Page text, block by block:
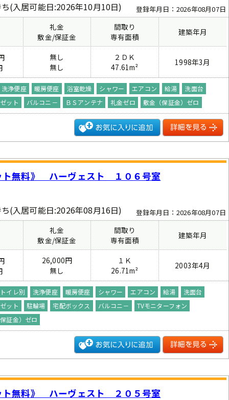
(入居可能日:2026年10月10日)
登録年月日：2026年08月07日
礼金
敷金/保証金
間取り
専有面積
建築年月
無し
無し
２ＤＫ
47.61m²
1998年3月
洗浄便座 暖房便座 浴室乾燥 シャワー エアコン 給湯
洗面台
ット
バルコニ－ ＢＳアンテナ 礼金ゼロ 敷金（保証金）ゼロ
ト無料》 ハーヴェスト １０６号室
(入居可能日:2026年08月16日) 登録年月日：2026年08月07日
礼金
敷金/保証金
間取り
専有面積
建築年月
26,000円
無し
１Ｋ
26.71m²
2003年4月
イレ別 洗浄便座 暖房便座 シャワー エアコン 給湯
洗面台
ット
駐輪場 宅配ボックス バルコニ－
TVモニターフォン
証金）ゼロ
ト無料》 ハーヴェスト ２０５号室